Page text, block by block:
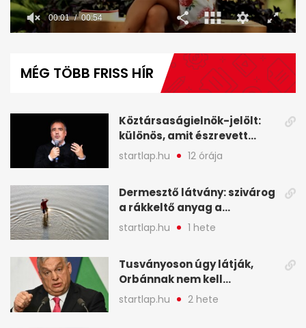
54
seconds
00:02 00:54
MÉG TÖBB FRISS HÍR
Köztársaságielnök-jelölt:
különös, amit észrevett
Török Gábor - A hét
legfontosabb hírei
startlap.hu 12 órája
Dermesztő látvány: szivárog
a rákkeltő anyag a
kiszáradó Dunába
Budapesten - A hét
képekben
startlap.hu 1 hete
Tusványoson úgy látják,
Orbánnak nem kell
változtatnia - A hét
legfontosabb hírei
startlap.hu 2 hete